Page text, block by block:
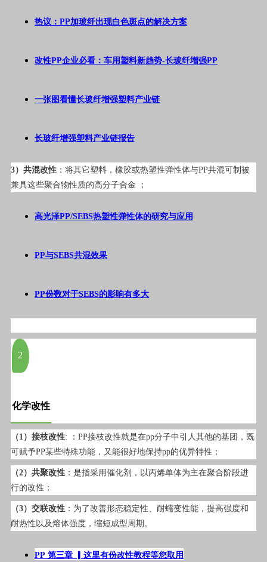
热议：PP加玻纤出现白色斑点的解决方案
改性PP企业必看：车用塑料新趋势-长玻纤增强PP
一张图看懂长玻纤增强塑料产业链
长玻纤增强塑料产业链报告
3）共混改性 ：将其它塑料，橡胶或热塑性弹性体与PP共混可制被
兼具这些聚合物性质的高分子合金 ；
高光泽PP/SEBS热塑性弹性体的研究与应用
PP与SEBS共混效果
PP份数对于SEBS的影响有多大
2
化学改性
（1）接枝改性: ：PP接枝改性就是在pp分子中引人其他的基团，既
可赋予PP某些特殊功能，又能很好地保持pp的优异特性；
（2）共聚改性 ：是指采用催化剂，以丙烯单体为主在聚合阶段进
行的改性；
（3）交联改性 ：为了改善形态稳定性、耐蠕变性能，提高强度和
耐热性以及熔体强度，缩短成型周期。
PP 第三章 ▎这里有份改性教程等您取用